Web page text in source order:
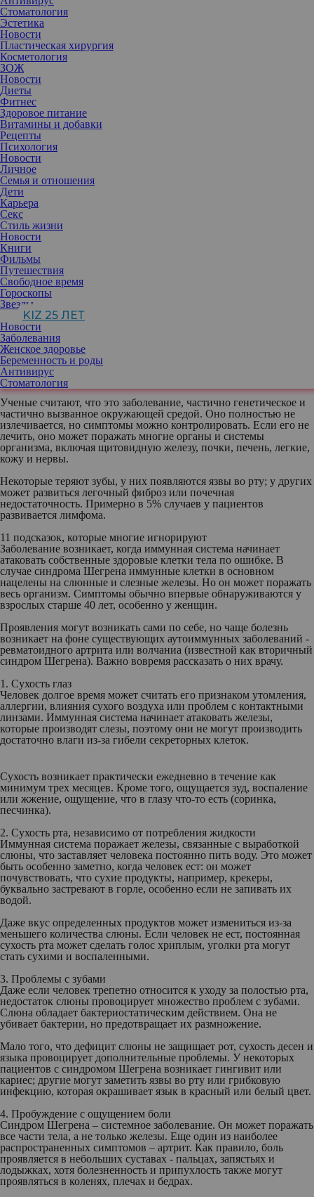
Стоматология
Эстетика
Новости
Пластическая хирургия
Косметология
ЗОЖ
Новости
Диеты
Фитнес
Здоровое питание
Витамины и добавки
Рецепты
Психология
Новости
Личное
Семья и отношения
Дети
Карьера
Секс
Стиль жизни
Новости
Книги
Фильмы
Путешествия
Свободное время
Гороскопы
Звезды
KIZ 25 ЛЕТ
Новости
Заболевания
Женское здоровье
Беременность и роды
Антивирус
Стоматология
Хриплый голос, зудящие глаза, желание залезть обратно в
постель утром, потому что вы все еще не отдохнули – симптомы
похожи на аллергию или простуду, но у некоторых они могут
указывать на хроническое аутоиммунное заболевание, о котором
мало кто знает.
Люди, которым устанавливают диагноз синдрома Шегрена,
могут впервые услышать о нем только в кабинете врача. Это
аутоиммунное состояние, которое в основном поражает слезные
и слюнные железы, но может распространяться на многие
другие части тела. Хотя это не такая редкая патология, особенно
среди пожилых людей, но знают о ней немногие. Иногда даже
врачам нужно от нескольких месяцев до 2-3 лет, чтобы
поставить верный диагноз.
Ученые считают, что это заболевание, частично генетическое и
частично вызванное окружающей средой. Оно полностью не
излечивается, но симптомы можно контролировать. Если его не
лечить, оно может поражать многие органы и системы
организма, включая щитовидную железу, почки, печень, легкие,
кожу и нервы.
Некоторые теряют зубы, у них появляются язвы во рту; у других
может развиться легочный фиброз или почечная
недостаточность. Примерно в 5% случаев у пациентов
развивается лимфома.
11 подсказок, которые многие игнорируют
Заболевание возникает, когда иммунная система начинает
атаковать собственные здоровые клетки тела по ошибке. В
случае синдрома Шегрена иммунные клетки в основном
нацелены на слюнные и слезные железы. Но он может поражать
весь организм. Симптомы обычно впервые обнаруживаются у
взрослых старше 40 лет, особенно у женщин.
Проявления могут возникать сами по себе, но чаще болезнь
возникает на фоне существующих аутоиммунных заболеваний -
ревматоидного артрита или волчаниа (известной как вторичный
синдром Шегрена). Важно вовремя рассказать о них врачу.
1. Сухость глаз
Человек долгое время может считать его признаком утомления,
аллергии, влияния сухого воздуха или проблем с контактными
линзами. Иммунная система начинает атаковать железы,
которые производят слезы, поэтому они не могут производить
достаточно влаги из-за гибели секреторных клеток.
Сухость возникает практически ежедневно в течение как
минимум трех месяцев. Кроме того, ощущается зуд, воспаление
или жжение, ощущение, что в глазу что-то есть (соринка,
песчинка).
2. Сухость рта, независимо от потребления жидкости
Иммунная система поражает железы, связанные с выработкой
слюны, что заставляет человека постоянно пить воду. Это может
быть особенно заметно, когда человек ест: он может
почувствовать, что сухие продукты, например, крекеры,
буквально застревают в горле, особенно если не запивать их
водой.
Даже вкус определенных продуктов может измениться из-за
меньшего количества слюны. Если человек не ест, постоянная
сухость рта может сделать голос хриплым, уголки рта могут
стать сухими и воспаленными.
3. Проблемы с зубами
Даже если человек трепетно относится к уходу за полостью рта,
недостаток слюны провоцирует множество проблем с зубами.
Слюна обладает бактериостатическим действием. Она не
убивает бактерии, но предотвращает их размножение.
Мало того, что дефицит слюны не защищает рот, сухость десен и
языка провоцирует дополнительные проблемы. У некоторых
пациентов с синдромом Шегрена возникает гингивит или
кариес; другие могут заметить язвы во рту или грибковую
инфекцию, которая окрашивает язык в красный или белый цвет.
4. Пробуждение с ощущением боли
Синдром Шегрена – системное заболевание. Он может поражать
все части тела, а не только железы. Еще один из наиболее
распространенных симптомов – артрит. Как правило, боль
проявляется в небольших суставах - пальцах, запястьях и
лодыжках, хотя болезненность и припухлость также могут
проявляться в коленях, плечах и бедрах.